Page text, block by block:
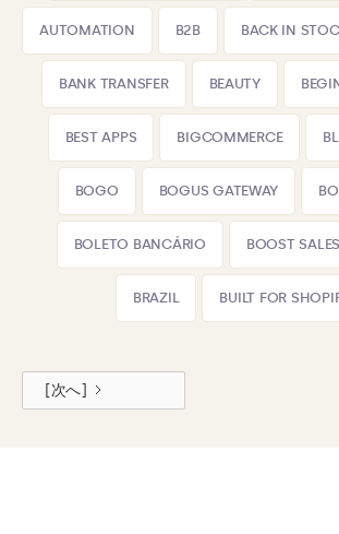
AUTOMATION B2B BACK IN
BANK TRANSFER BEAUTY
BEST APPS BIGCOMMERCE
BOGO BOGUS GATEWAY
BOLETO BANCÁRIO BOOST SALES
BRAZIL BUILT FOR
[次へ]